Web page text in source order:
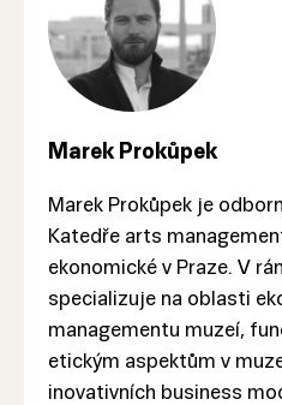
Marek Prokůpek
Marek Prokůpek je
Katedře arts
ekonomické v Praze. V
specializuje na oblasti
managementu muzeí,
etickým aspektům v
inovativních business